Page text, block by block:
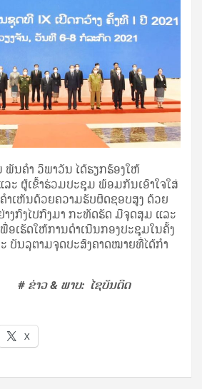
ພັນຄຳ ວິພາວັນ ໄດ້ຮຽກຮ້ອງໃຫ້
ະ ຜູ້ເຂົ້າຮ່ວມປະຊຸມ ພ້ອມກັນເອົາໃຈໃສ່
າເຫັນດ້ວຍຄວາມຮັບຜິດຊອບສູງ ດ້ວຍ
ງກົງໄປກົງມາ ກະທັດຮັດ ມີຈຸດສຸມ ແລະ
ອເຮັດໃຫ້ການດຳເນີນກອງປະຊຸມໃນຄັ້ງ
ບັນລຸຕາມຈຸດປະສົງຄາດໝາຍທີ່ໄດ້ກໍາ
# ຂ່າວ & ພາບ: ໄຊບັນດິດ
X